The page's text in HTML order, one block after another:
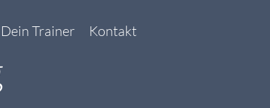
Dein Trainer Kontakt